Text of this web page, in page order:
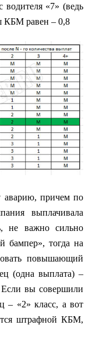
водителя «7» (ведь
КБМ равен – 0,8
аварию, причем по
выплачивала
не важно сильно
бампер», тогда на
повышающий
(одна выплата) –
Если вы совершили
– «2» класс, а вот
штрафной КБМ,